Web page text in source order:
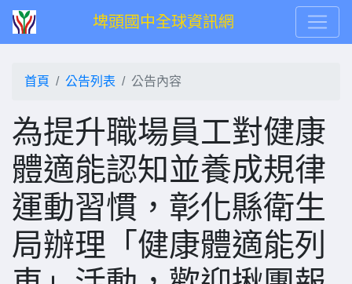
埤頭國中全球資訊網
首頁 公告列表 公告內容
為提升職場員工對健康
體適能認知並養成規律
運動習慣，彰化縣衛生
局辦理「健康體適能列